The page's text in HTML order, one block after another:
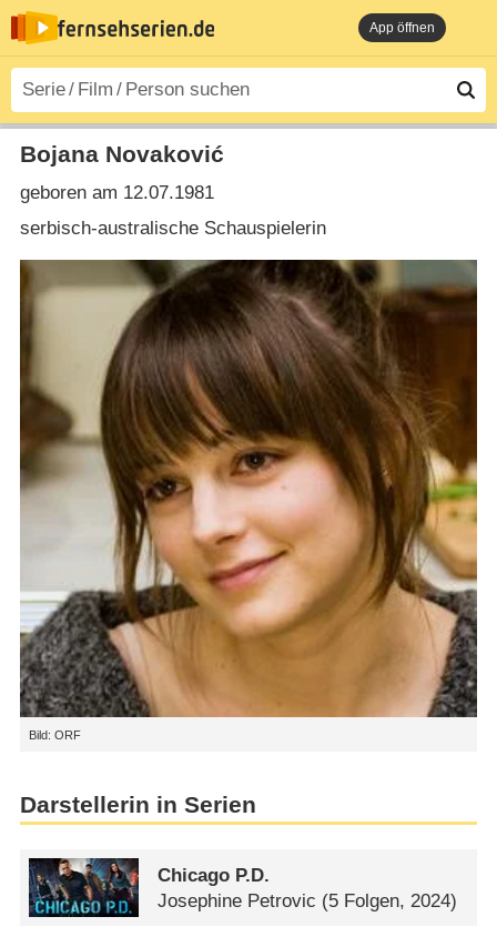
App öffnen
Bild: ORF
Bojana Novaković
geboren am 12.07.1981
serbisch-australische Schauspielerin
Darstellerin in Serien
Chicago P.D.
Josephine Petrovic (5 Folgen, 2024)